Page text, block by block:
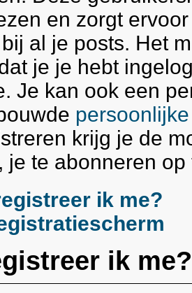
en zorgt
al je posts. Het
je je hebt
Je kan ook een
krijg je de
je te abonneren
ik me?
ik me?